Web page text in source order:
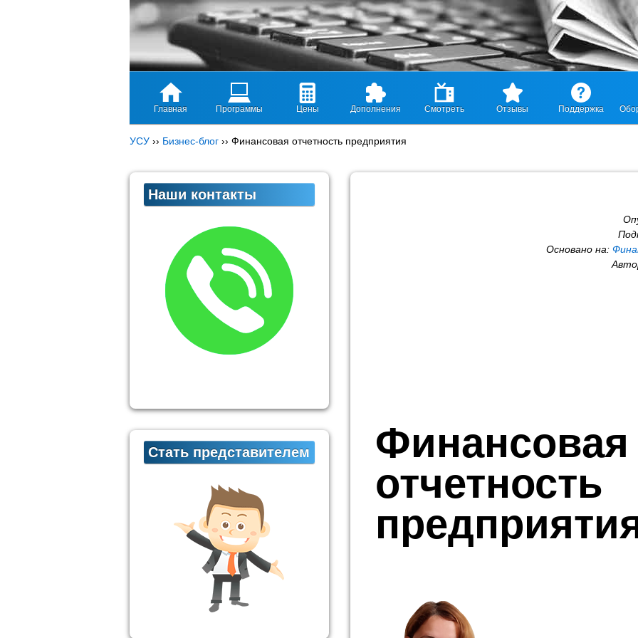
Главная Программы Цены Дополнения Смотреть Отзывы Поддержка
УСУ ›› Бизнес-блог ›› Финансовая отчетность предприятия
Основано на:
Финансовая
отчетность
Наши контакты
Стать представителем